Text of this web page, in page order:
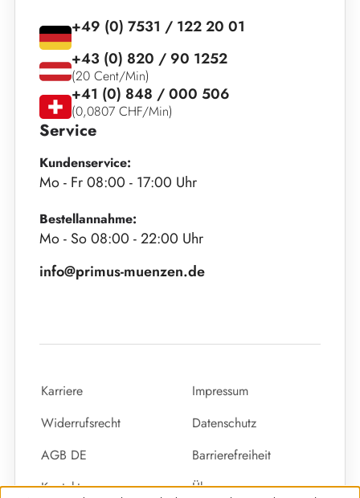
Service
Kundenservice:
Mo - Fr 08:00 - 17:00 Uhr
Bestellannahme:
Mo - So 08:00 - 22:00 Uhr
info@primus-muenzen.de
+49 (0) 7531 / 122 20 01
+43 (0) 820 / 90 1252
(20 Cent/Min)
+41 (0) 848 / 000 506
(0,0807 CHF/Min)
Karriere
Impressum
Widerrufsrecht
Datenschutz
AGB DE
Barrierefreiheit
Kontakt
Über uns